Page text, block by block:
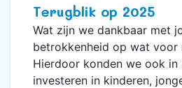
Terugblik op 2025
Wat zijn we dankbaar met
betrokkenheid op wat voor
Hierdoor konden we ook
investeren in kinderen,